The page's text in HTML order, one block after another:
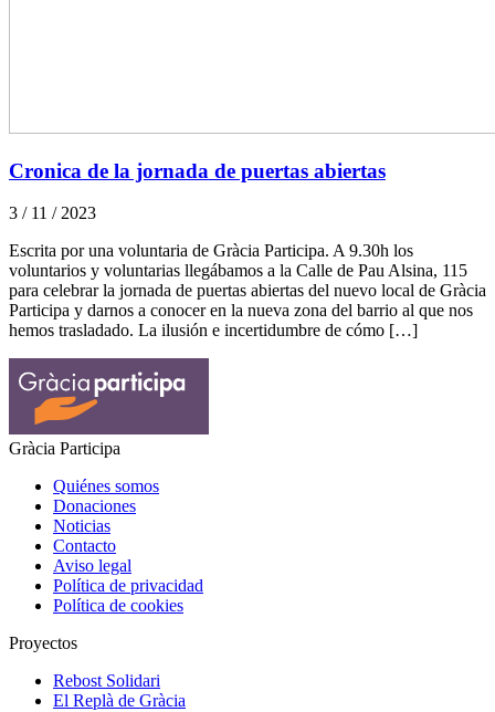
Cronica de la jornada de puertas abiertas
3 / 11 / 2023
Escrita por una voluntaria de Gràcia Participa. A 9.30h los
voluntarios y voluntarias llegábamos a la Calle de Pau Alsina, 115
para celebrar la jornada de puertas abiertas del nuevo local de Gràcia
Participa y darnos a conocer en la nueva zona del barrio al que nos
hemos trasladado. La ilusión e incertidumbre de cómo […]
Gràcia Participa
Quiénes somos
Donaciones
Noticias
Contacto
Aviso legal
Política de privacidad
Política de cookies
Proyectos
Rebost Solidari
El Replà de Gràcia